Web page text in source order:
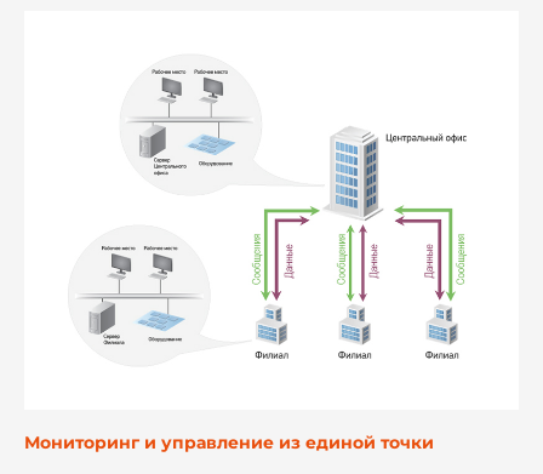
Мониторинг и управление из единой точки